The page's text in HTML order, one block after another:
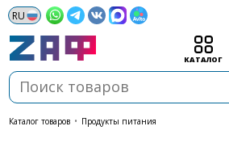
КАТАЛОГ
каталог товаров • Продукты питания